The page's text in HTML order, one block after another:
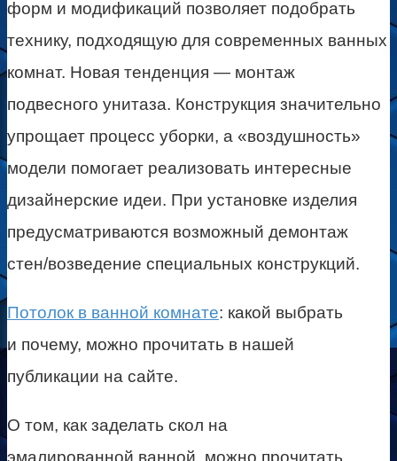
форм и модификаций позволяет подобрать
технику, подходящую для современных ванных
комнат. Новая тенденция — монтаж
подвесного унитаза. Конструкция значительно
упрощает процесс уборки, а «воздушность»
модели помогает реализовать интересные
дизайнерские идеи. При установке изделия
предусматриваются возможный демонтаж
стен/возведение специальных конструкций.
Потолок в ванной комнате: какой выбрать
и почему, можно прочитать в нашей
публикации на сайте.
О том, как заделать скол на